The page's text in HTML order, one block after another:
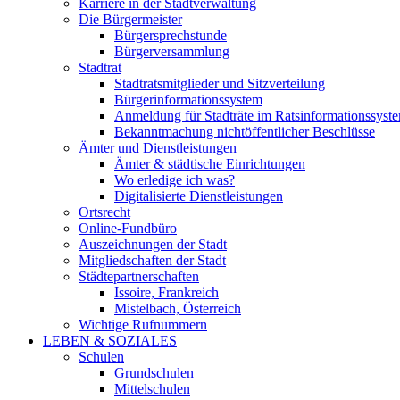
Karriere in der Stadtverwaltung
Die Bürgermeister
Bürgersprechstunde
Bürgerversammlung
Stadtrat
Stadtratsmitglieder und Sitzverteilung
Bürgerinformationssystem
Anmeldung für Stadträte im
Bekanntmachung nichtöffentlicher Beschlüsse
Ämter und Dienstleistungen
Ämter & städtische Einrichtungen
Wo erledige ich was?
Digitalisierte Dienstleistungen
Ortsrecht
Online-Fundbüro
Auszeichnungen der Stadt
Mitgliedschaften der Stadt
Städtepartnerschaften
Issoire, Frankreich
Mistelbach, Österreich
Wichtige Rufnummern
LEBEN & SOZIALES
Schulen
Grundschulen
Mittelschulen